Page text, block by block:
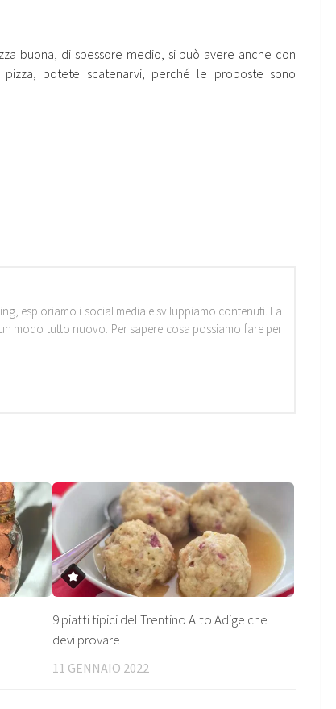
buona, di spessore medio, si può avere anche con
potete scatenarvi, perché le proposte sono
esploriamo i social media e sviluppiamo contenuti. La
modo tutto nuovo. Per sapere cosa possiamo fare per
9 piatti tipici del Trentino Alto Adige che
devi provare
11 GENNAIO 2022